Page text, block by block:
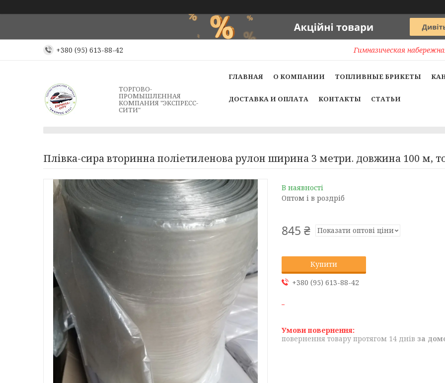
+380 (95) 613-88-42 Гимназическая
ТОРГОВО-
ПРОМЫШЛЕННАЯ
КОМПАНИЯ "ЭКСПРЕСС-
СИТИ"
ГЛАВНАЯ О КОМПАНИИ ТОПЛИВНЫЕ БРИКЕТЫ
ДОСТАВКА И ОПЛАТА КОНТАКТЫ СТАТЬИ
Плівка-сира вторинна поліетиленова рулон ширина 3 метри. довжина 100 м,
В наявності
Оптом і в роздріб
845 ₴ Показати оптові ціни
Купити
+380 (95) 613-88-42
повернення товару протягом 14 днів за